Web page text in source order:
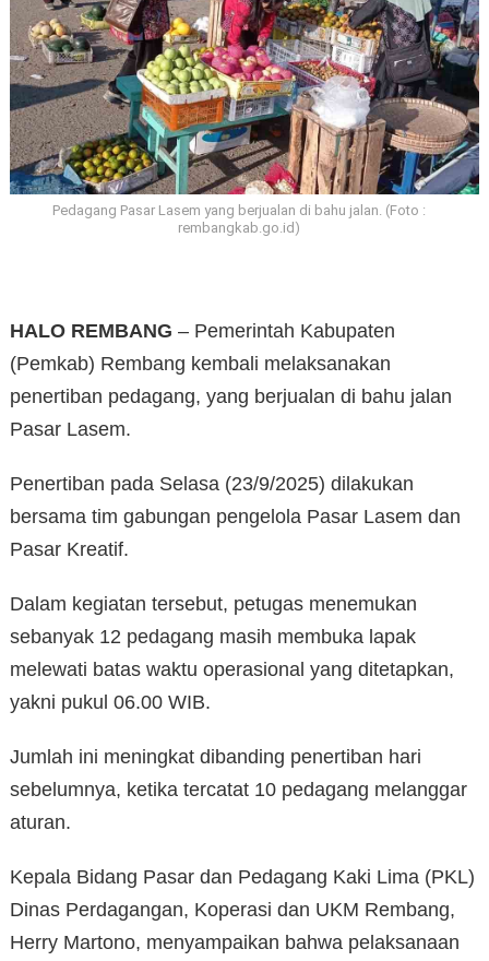
Pedagang Pasar Lasem yang berjualan di bahu jalan. (Foto :
rembangkab.go.id)
HALO REMBANG – Pemerintah Kabupaten
(Pemkab) Rembang kembali melaksanakan
penertiban pedagang, yang berjualan di bahu jalan
Pasar Lasem.
Penertiban pada Selasa (23/9/2025) dilakukan
bersama tim gabungan pengelola Pasar Lasem dan
Pasar Kreatif.
Dalam kegiatan tersebut, petugas menemukan
sebanyak 12 pedagang masih membuka lapak
melewati batas waktu operasional yang ditetapkan,
yakni pukul 06.00 WIB.
Jumlah ini meningkat dibanding penertiban hari
sebelumnya, ketika tercatat 10 pedagang melanggar
aturan.
Kepala Bidang Pasar dan Pedagang Kaki Lima (PKL)
Dinas Perdagangan, Koperasi dan UKM Rembang,
Herry Martono, menyampaikan bahwa pelaksanaan